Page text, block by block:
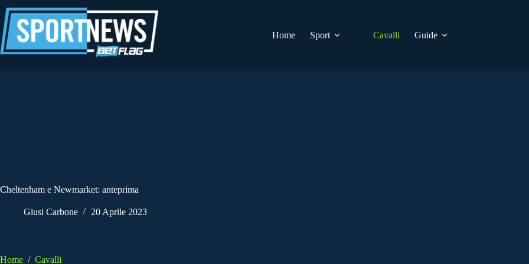
al
contenuto
Home
Sport Cavalli Guide
Cheltenham e Newmarket: anteprima
Giusi Carbone 20 Aprile 2023
Home / Cavalli